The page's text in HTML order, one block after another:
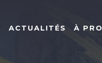
ACTUALITÉS À